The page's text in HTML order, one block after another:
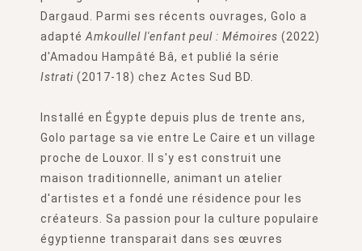
Dargaud. Parmi ses récents ouvrages, Golo a
adapté Amkoullel l'enfant peul : Mémoires (2022)
d'Amadou Hampâté Bâ, et publié la série
Istrati (2017-18) chez Actes Sud BD.
Installé en Égypte depuis plus de trente ans,
Golo partage sa vie entre Le Caire et un village
proche de Louxor. Il s'y est construit une
maison traditionnelle, animant un atelier
d'artistes et a fondé une résidence pour les
créateurs. Sa passion pour la culture populaire
égyptienne transparait dans ses œuvres